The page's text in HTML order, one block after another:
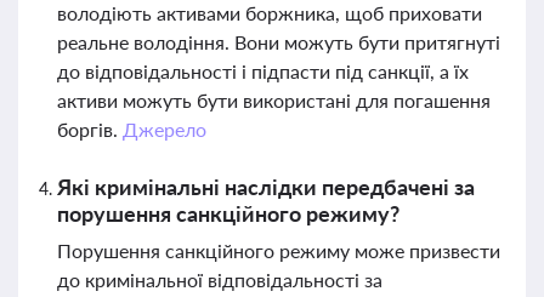
володіють активами боржника, щоб приховати
реальне володіння. Вони можуть бути притягнуті
до відповідальності і підпасти під санкції, а їх
активи можуть бути використані для погашення
боргів. Джерело
Які кримінальні наслідки передбачені за
порушення санкційного режиму?
Порушення санкційного режиму може призвести
до кримінальної відповідальності за